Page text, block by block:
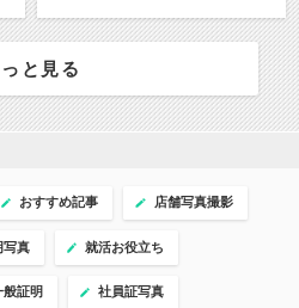
と見る
おすすめ記事 店舗写真撮影
写真 就活お役立ち
般証明 社員証写真